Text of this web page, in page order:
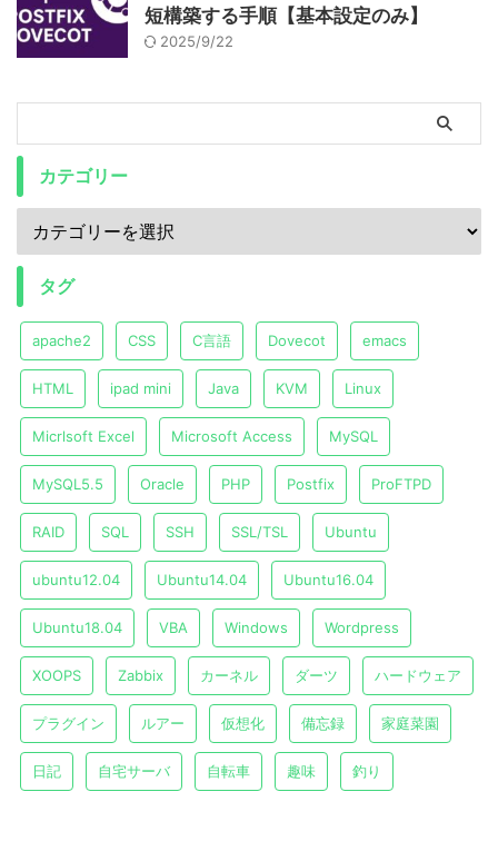
短構築する手順【基本設定のみ】
2025/9/22
カテゴリー
タグ
apache2 CSS C言語 Dovecot emacs
HTML ipad mini Java KVM Linux
Micrlsoft Excel Microsoft Access MySQL
MySQL5.5 Oracle PHP Postfix ProFTPD
RAID SQL SSH SSL/TSL Ubuntu
ubuntu12.04 Ubuntu14.04 Ubuntu16.04
Ubuntu18.04 VBA Windows Wordpress
XOOPS Zabbix カーネル ダーツ ハードウェア
プラグイン ルアー 仮想化 備忘録 家庭菜園
日記 自宅サーバ 自転車 趣味 釣り